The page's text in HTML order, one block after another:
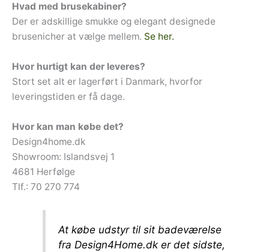
Hvad med brusekabiner?
Der er adskillige smukke og elegant designede
brusenicher at vælge mellem. Se her.
Hvor hurtigt kan der leveres?
Stort set alt er lagerført i Danmark, hvorfor
leveringstiden er få dage.
Hvor kan man købe det?
Design4home.dk
Showroom: Islandsvej 1
4681 Herfølge
Tlf.: 70 270 774
At købe udstyr til sit badeværelse
fra Design4Home.dk er det sidste,